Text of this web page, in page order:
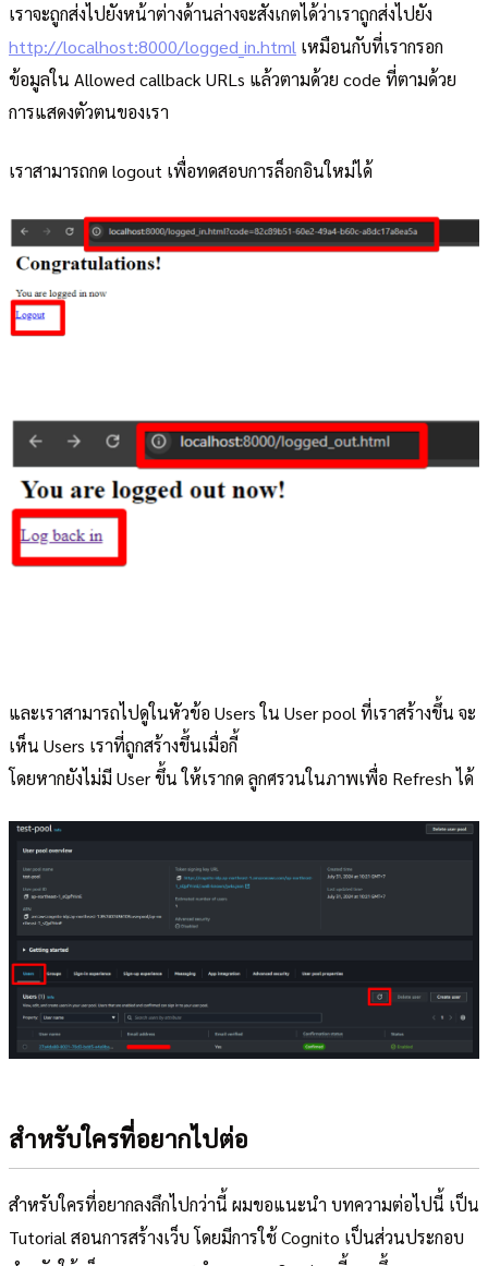
เราจะถูกส่งไปยังหน้าต่างด้านล่างจะสังเกตได้ว่าเราถูกส่งไปยัง
http://localhost:8000/logged_in.html เหมือนกับที่เรากรอก
ข้อมูลใน Allowed callback URLs แล้วตามด้วย code ที่ตามด้วย
การแสดงตัวตนของเรา
เราสามารถกด logout เพื่อทดสอบการล็อกอินใหม่ได้
และเราสามารถไปดูในหัวข้อ Users ใน User pool ที่เราสร้างขึ้น จะ
เห็น Users เราที่ถูกสร้างขึ้นเมื่อกี้
โดยหากยังไม่มี User ขึ้น ให้เรากด ลูกศรวนในภาพเพื่อ Refresh ได้
สำหรับใครที่อยากไปต่อ
สำหรับใครที่อยากลงลึกไปกว่านี้ ผมขอแนะนำ บทความต่อไปนี้ เป็น
Tutorial สอนการสร้างเว็บ โดยมีการใช้ Cognito เป็นส่วนประกอบ